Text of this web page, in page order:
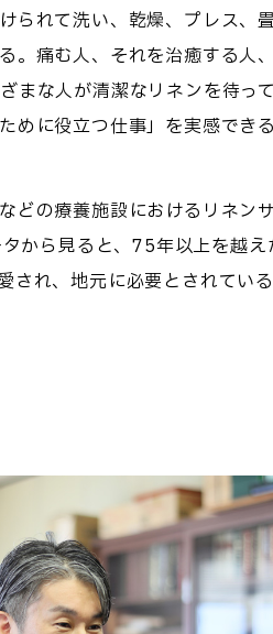
られて洗い、乾燥、プレス、
。痛む人、それを治癒する人
まな人が清潔なリネンを待っ
めに役立つ仕事」を実感できる
どの療養施設におけるリネ
から見ると、75年以上を越
され、地元に必要とされてい